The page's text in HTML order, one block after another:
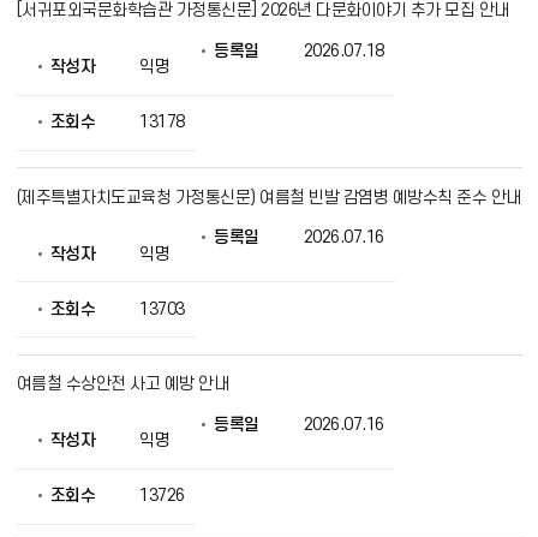
[서귀포외국문화학습관 가정통신문] 2026년 다문화이야기 추가 모집 안내
작성자 익명
등록일 2026.07.18
조회수 13178
(제주특별자치도교육청 가정통신문) 여름철 빈발 감염병 예방수칙 준수 안내
작성자 익명
등록일 2026.07.16
조회수 13703
여름철 수상안전 사고 예방 안내
작성자 익명
등록일 2026.07.16
조회수 13726